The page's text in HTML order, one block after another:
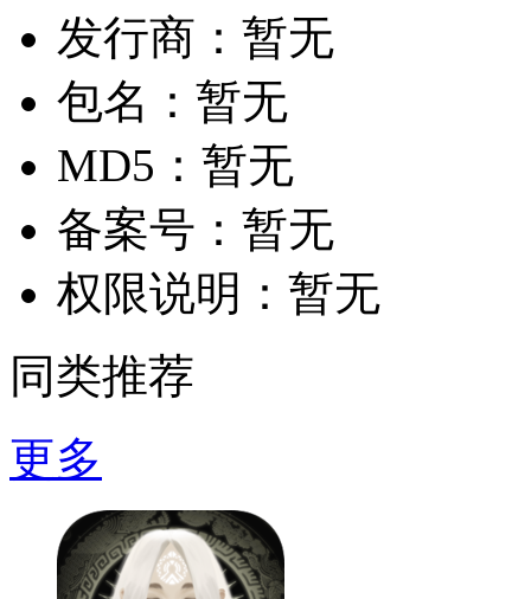
发行商： 暂无
包名： 暂无
MD5： 暂无
备案号： 暂无
权限说明： 暂无
同类推荐
更多